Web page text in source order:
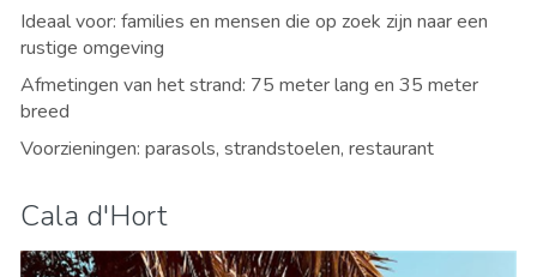
Ideaal voor: families en mensen die op zoek zijn naar een
rustige omgeving
Afmetingen van het strand: 75 meter lang en 35 meter
breed
Voorzieningen: parasols, strandstoelen, restaurant
Cala d'Hort